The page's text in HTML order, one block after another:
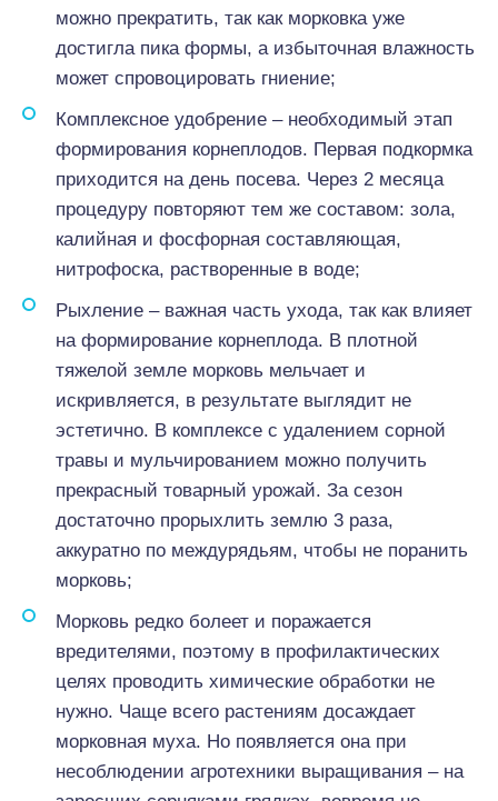
можно прекратить, так как морковка уже
достигла пика формы, а избыточная влажность
может спровоцировать гниение;
Комплексное удобрение – необходимый этап
формирования корнеплодов. Первая подкормка
приходится на день посева. Через 2 месяца
процедуру повторяют тем же составом: зола,
калийная и фосфорная составляющая,
нитрофоска, растворенные в воде;
Рыхление – важная часть ухода, так как влияет
на формирование корнеплода. В плотной
тяжелой земле морковь мельчает и
искривляется, в результате выглядит не
эстетично. В комплексе с удалением сорной
травы и мульчированием можно получить
прекрасный товарный урожай. За сезон
достаточно прорыхлить землю 3 раза,
аккуратно по междурядьям, чтобы не поранить
морковь;
Морковь редко болеет и поражается
вредителями, поэтому в профилактических
целях проводить химические обработки не
нужно. Чаще всего растениям досаждает
морковная муха. Но появляется она при
несоблюдении агротехники выращивания – на